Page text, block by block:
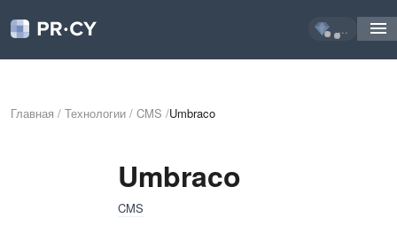
...
Главная / Технологии / CMS /Umbraco
Umbraco
CMS